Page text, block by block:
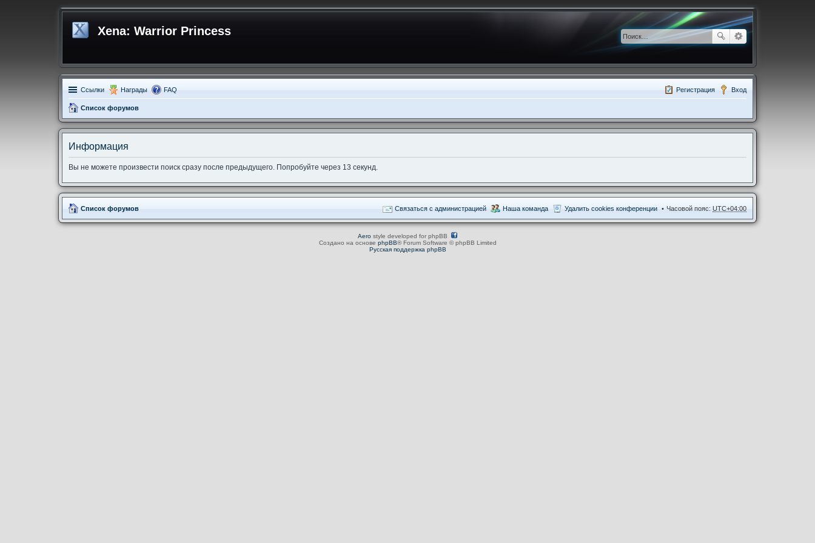
Xena: Warrior Princess
Ссылки Награды FAQ Вход
Регистрация
Список форумов
Информация
Вы не можете произвести поиск сразу после предыдущего. Попробуйте через 13 секунд.
Список форумов Часовой пояс: UTC+04:00
Удалить cookies конференции
Наша команда
Связаться с администрацией
Aero style developed for phpBB
Создано на основе phpBB® Forum Software © phpBB Limited
Русская поддержка phpBB